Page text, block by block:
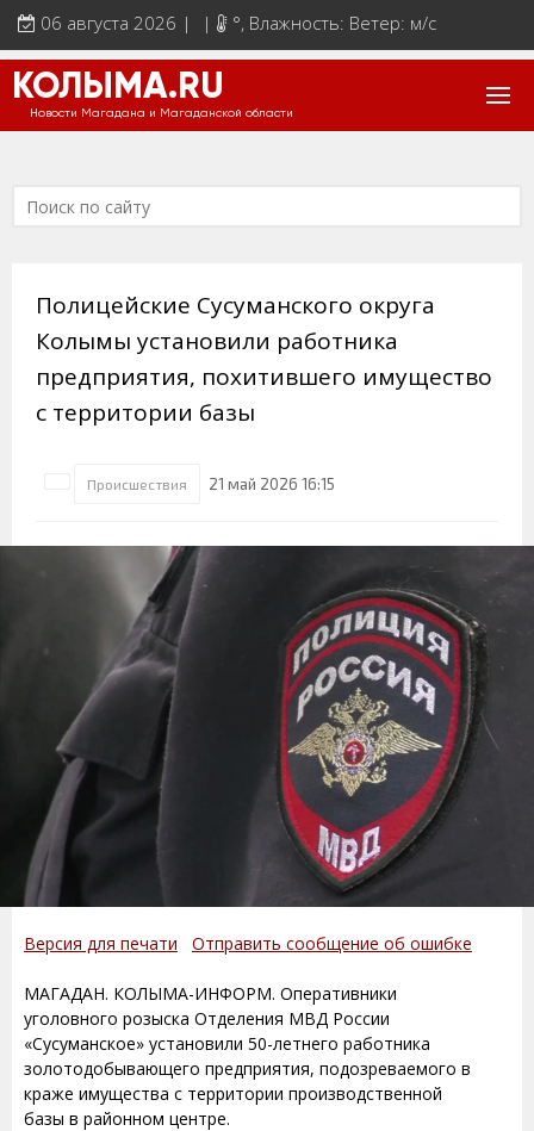
06 августа 2026 | | °, Влажность: Ветер: м/с
КОЛЫМА.RU
Новости Магадана и Магаданской области
Полицейские Сусуманского округа
Колымы установили работника
предприятия, похитившего имущество
с территории базы
Происшествия 21 май 2026 16:15
Версия для печати Отправить сообщение об ошибке
МАГАДАН. КОЛЫМА-ИНФОРМ. Оперативники
уголовного розыска Отделения МВД России
«Сусуманское» установили 50-летнего работника
золотодобывающего предприятия, подозреваемого в
краже имущества с территории производственной
базы в районном центре.